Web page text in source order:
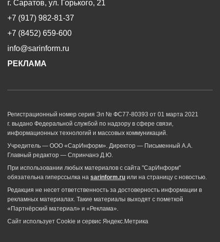
г. Саратов, ул. Горького, 21
+7 (917) 982-81-37
+7 (8452) 659-600
info@sarinform.ru
РЕКЛАМА
Регистрационный номер серия Эл № ФС77-80393 от 01 марта 2021
г. выдано Федеральной службой по надзору в сфере связи,
информационных технологий и массовых коммуникаций.
Учредитель — ООО «СарИнформ». Директор — Письменный А.А.
Главный редактор — Спринчанэ Д.Ю.
При использовании любых материалов с сайта "СарИнформ"
обязательна гиперссылка на sarinform.ru или на страницу с новостью.
Редакция не несет ответственность за достоверность информации в
рекламных материалах. Такие материалы выходят с пометкой
«Партнёрский материал» и «Реклама».
Сайт использует Cookie и сервиc Яндекс.Метрика